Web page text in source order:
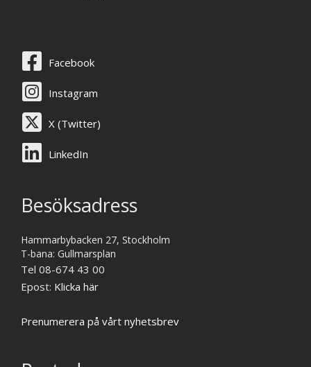
Facebook
Instagram
X (Twitter)
LinkedIn
Besöksadress
Hammarbybacken 27, Stockholm
T-bana: Gullmarsplan
Tel 08-674 43 00
Epost: Klicka här
Prenumerera på vårt nyhetsbrev